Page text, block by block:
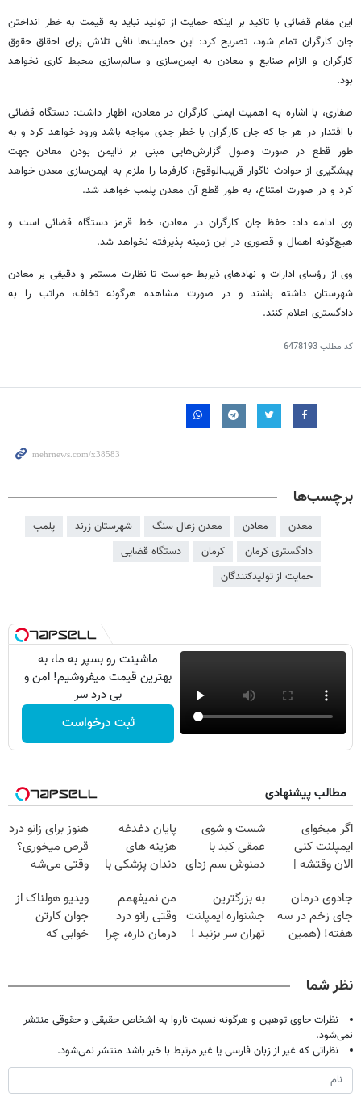
این مقام قضائی با تاکید بر اینکه حمایت از تولید نباید به قیمت به خطر انداختن
جان کارگران تمام شود، تصریح کرد: این حمایت‌ها نافی تلاش برای احقاق حقوق
کارگران و الزام صنایع و معادن به ایمن‌سازی و سالم‌سازی محیط کاری نخواهد
بود.
صفاری، با اشاره به اهمیت ایمنی کارگران در معادن، اظهار داشت: دستگاه قضائی
با اقتدار در هر جا که جان کارگران با خطر جدی مواجه باشد ورود خواهد کرد و به
طور قطع در صورت وصول گزارش‌هایی مبنی بر ناایمن بودن معادن جهت
پیشگیری از حوادث ناگوار قریب‌الوقوع، کارفرما را ملزم به ایمن‌سازی معدن خواهد
کرد و در صورت امتناع، به طور قطع آن معدن پلمب خواهد شد.
وی ادامه داد: حفظ جان کارگران در معادن، خط قرمز دستگاه قضائی است و
هیچ‌گونه اهمال و قصوری در این زمینه پذیرفته نخواهد شد.
وی از رؤسای ادارات و نهادهای ذیربط خواست تا نظارت مستمر و دقیقی بر معادن
شهرستان داشته باشند و در صورت مشاهده هرگونه تخلف، مراتب را به
دادگستری اعلام کنند.
کد مطلب6478193
برچسب‌ها
معدن معادن معدن زغال سنگ شهرستان زرند
پلمب
دادگستری کرمان
کرمان
دستگاه قضایی
حمایت از تولیدکنندگان
ماشینت رو بسپر به ما، به
بهترین قیمت میفروشیم! امن و
بی درد سر
ثبت درخواست
مطالب پیشنهادی
اگر میخوای
ایمپلنت کنی
الان وقتشه |
میلیون تومان!!!
شست و شوی
عمقی کبد با
دمنوش سم زدای
پایان دغدغه
هزینه های
دندان پزشکی با
خانگی
هنوز برای زانو درد
قرص میخوری؟
وقتی می‌شه
درمانش کرد؟؟؟؟
جادوی درمان
جای زخم در سه
هفته! (همین
به بزرگترین
جشنواره ایمپلنت
تهران سر بزنید !
من نمیفهمم
وقتی زانو درد
درمان داره، چرا
ویدیو هولناک از
جوان کارتن
خوابی که
نظر شما
نظرات حاوی توهین و هرگونه نسبت ناروا به اشخاص حقیقی و حقوقی منتشر
نمی‌شود.
نظراتی که غیر از زبان فارسی یا غیر مرتبط با خبر باشد منتشر نمی‌شود.